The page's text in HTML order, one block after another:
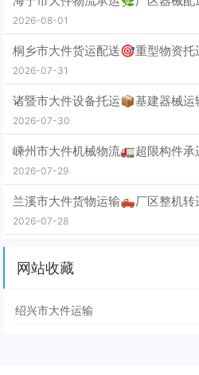
2026-08-01
桐乡市大件货运配送🎯重型物资托
2026-07-31
诸暨市大件设备托运📦基建器械运
2026-07-30
嵊州市大件机械物流🚛超限构件
2026-07-29
兰溪市大件货物运输🛻厂区整机转
2026-07-28
网站收藏
绍兴市大件运输